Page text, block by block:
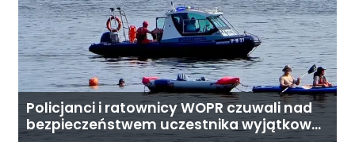
Policjanci i ratownicy WOPR czuwali nad
bezpieczeństwem uczestnika wyjątkowej